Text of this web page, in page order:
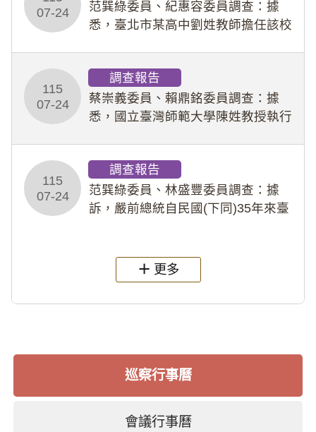
事件處理會議（下
07-24
范巽綠委員、紀惠容委員調查：據
悉，臺北市某高中劉姓教師擔任該校
行拍攝特定樣態性影像並以手機傳送
劉師。該生因畏懼成
115
07-24
調查報告
蔡崇義委員、賴鼎銘委員調查：據
悉，國立臺灣師範大學陳姓教授執行
術倫理等情案調查報告。(115教調
31)
115
07-24
調查報告
范巽綠委員、林盛豐委員調查：據
訴，嚴前總統自民國(下同)35年來臺
過世後，總統府於89年間函請其家屬
繼續留住
更多
巡察行事曆
會議行事曆